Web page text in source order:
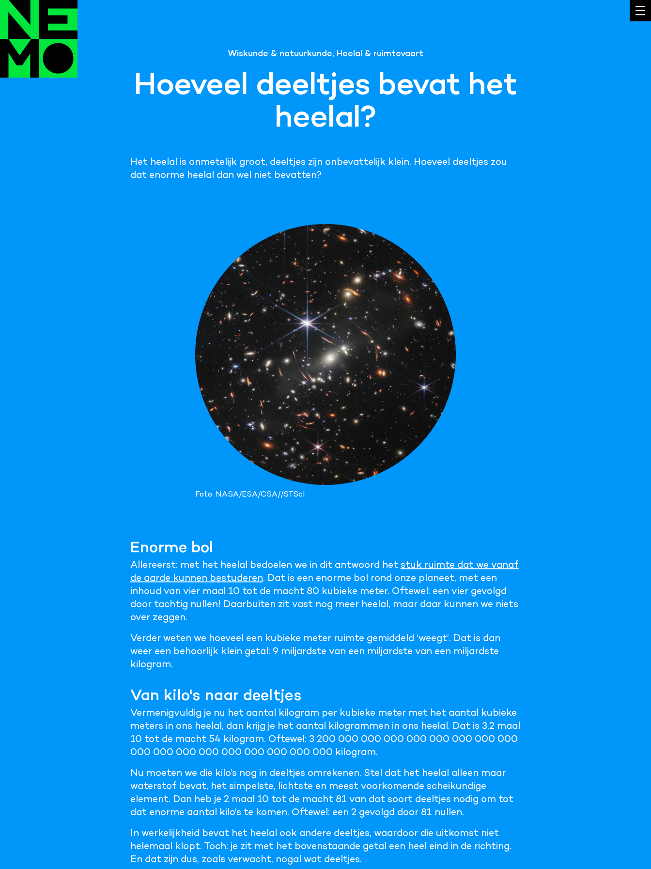
Wiskunde & natuurkunde, Heelal & ruimtevaart
Hoeveel deeltjes bevat het
heelal?
Het heelal is onmetelijk groot, deeltjes zijn onbevattelijk klein. Hoeveel deeltjes zou
dat enorme heelal dan wel niet bevatten?
Foto: NASA/ESA/CSA//STScI
Enorme bol
Allereerst: met het heelal bedoelen we in dit antwoord het stuk ruimte dat we vanaf
de aarde kunnen bestuderen. Dat is een enorme bol rond onze planeet, met een
inhoud van vier maal 10 tot de macht 80 kubieke meter. Oftewel: een vier gevolgd
door tachtig nullen! Daarbuiten zit vast nog meer heelal, maar daar kunnen we niets
over zeggen.
Verder weten we hoeveel een kubieke meter ruimte gemiddeld ‘weegt’. Dat is dan
weer een behoorlijk klein getal: 9 miljardste van een miljardste van een miljardste
kilogram.
Van kilo's naar deeltjes
Vermenigvuldig je nu het aantal kilogram per kubieke meter met het aantal kubieke
meters in ons heelal, dan krijg je het aantal kilogrammen in ons heelal. Dat is 3,2 maal
10 tot de macht 54 kilogram. Oftewel: 3 200 000 000 000 000 000 000 000 000
000 000 000 000 000 000 000 000 000 kilogram.
Nu moeten we die kilo’s nog in deeltjes omrekenen. Stel dat het heelal alleen maar
waterstof bevat, het simpelste, lichtste en meest voorkomende scheikundige
element. Dan heb je 2 maal 10 tot de macht 81 van dat soort deeltjes nodig om tot
dat enorme aantal kilo’s te komen. Oftewel: een 2 gevolgd door 81 nullen.
In werkelijkheid bevat het heelal ook andere deeltjes, waardoor die uitkomst niet
helemaal klopt. Toch: je zit met het bovenstaande getal een heel eind in de richting.
En dat zijn dus, zoals verwacht, nogal wat deeltjes.